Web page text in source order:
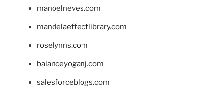
manoelneves.com
mandelaeffectlibrary.com
roselynns.com
balanceyoganj.com
salesforceblogs.com